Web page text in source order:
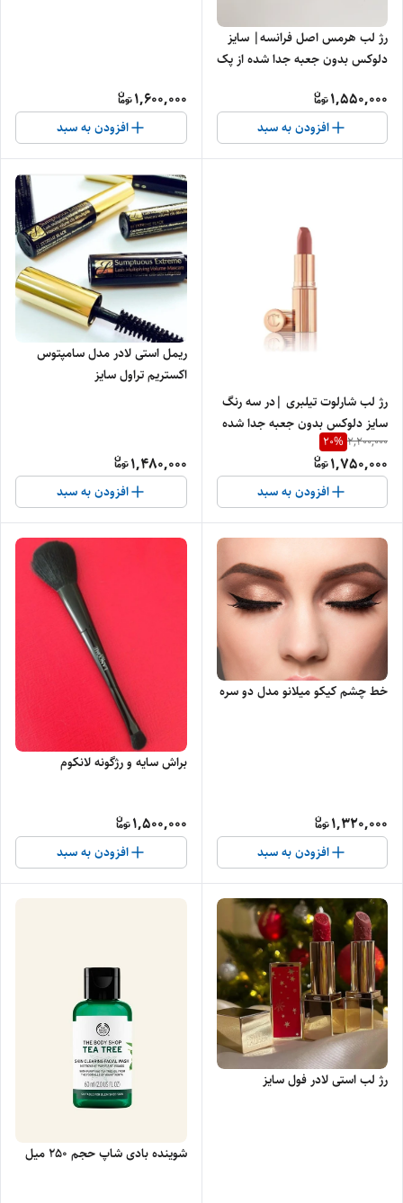
رژ لب هرمس اصل فرانسه| سایز
دلوکس بدون جعبه جدا شده از پک
1,550,000
افزودن به سبد
1,600,000
افزودن به سبد
رژ لب شارلوت تیلبری |در سه رنگ
سایز دلوکس بدون جعبه جدا شده
از پک
2,200,000
20%
1,750,000
افزودن به سبد
ریمل استی لادر مدل سامپتوس
اکستریم تراول سایز
1,480,000
افزودن به سبد
خط چشم کیکو میلانو مدل دو سره
1,320,000
افزودن به سبد
براش سایه و رژگونه لانکوم
1,500,000
افزودن به سبد
رژ لب استی لادر فول سایز
شوینده بادی شاپ حجم 250 میل